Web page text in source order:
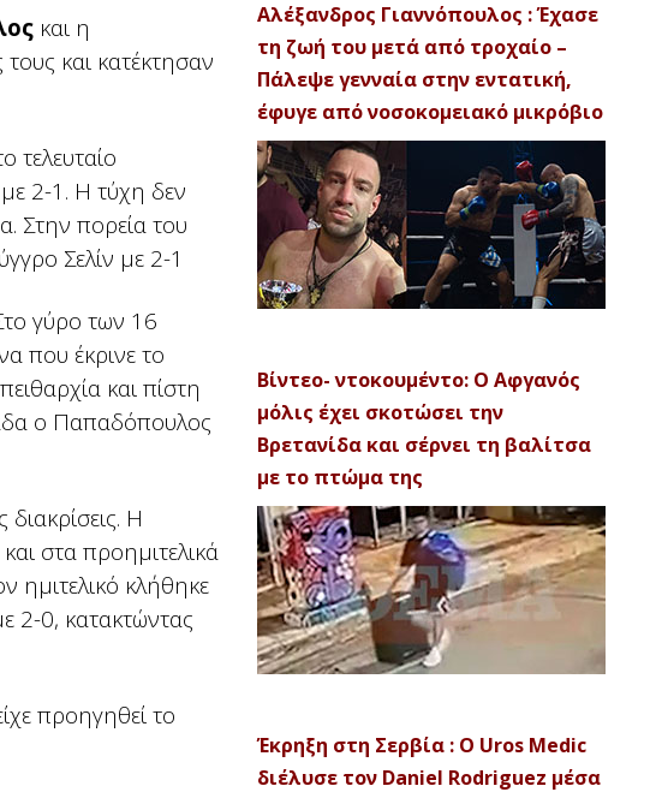
και η
και κατέκτησαν
τελευταίο
με 2-1. Η τύχη δεν
Στην πορεία του
Σελίν με 2-1
γύρο των 16
που έκρινε το
και πίστη
ο Παπαδόπουλος
Η
στα προημιτελικά
ημιτελικό κλήθηκε
2-0, κατακτώντας
προηγηθεί το
Αλέξανδρος Γιαννόπουλος : Έχασε
τη ζωή του μετά από τροχαίο –
Πάλεψε γενναία στην εντατική,
έφυγε από νοσοκομειακό μικρόβιο
Βίντεο- ντοκουμέντο: Ο Αφγανός
μόλις έχει σκοτώσει την
Βρετανίδα και σέρνει τη βαλίτσα
με το πτώμα της
Έκρηξη στη Σερβία : Ο Uros Medic
διέλυσε τον Daniel Rodriguez μέσα